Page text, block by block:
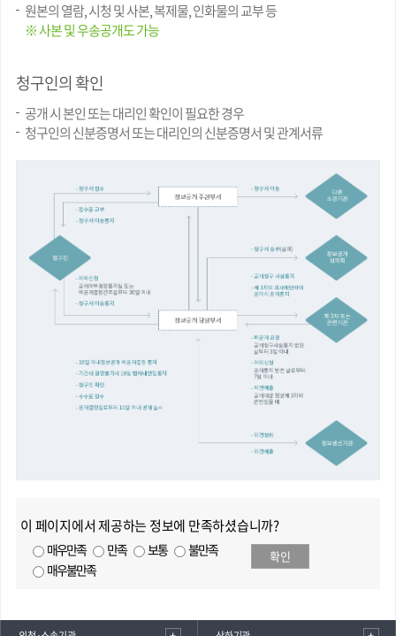
원본의 열람, 시청 및 사본, 복제물, 인화물의 교부 등
※ 사본 및 우송공개도 가능
청구인의 확인
공개 시 본인 또는 대리인 확인이 필요한 경우
청구인의 신분증명서 또는 대리인의 신분증명서 및 관계서류
이 페이지에서 제공하는 정보에 만족하셨습니까?
매우만족 만족 보통
불만족
매우불만족
확인